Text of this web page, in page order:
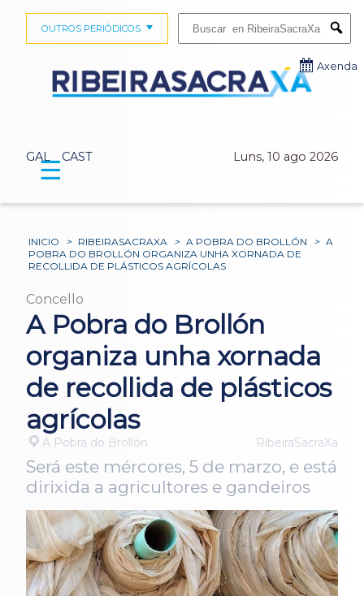
GAL CAST Luns, 10 ago 2026
OUTROS PERIÓDICOS
Axenda
☰
INICIO > RIBEIRASACRAXA > A POBRA DO BROLLÓN > A
POBRA DO BROLLÓN ORGANIZA UNHA XORNADA DE
RECOLLIDA DE PLÁSTICOS AGRÍCOLAS
Concello
A Pobra do Brollón
organiza unha xornada
de recollida de plásticos
agrícolas
A Pobra do Brollón RibeiraSacraXa
Será este mércores, 5 de marzo, e está
dirixida a agricultores e gandeiros